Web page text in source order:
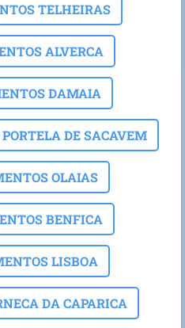
TELHEIRAS
ALVERCA
DAMAIA
DE SACAVEM
OLAIAS
BENFICA
LISBOA
DA CAPARICA